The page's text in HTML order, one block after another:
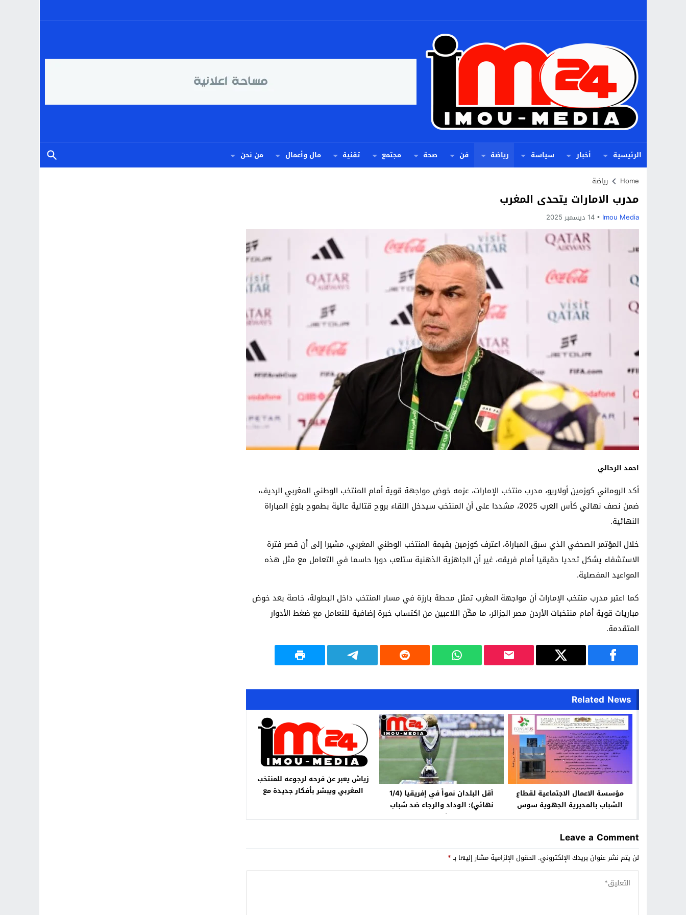
الرئيسية أخبار سياسة رياضة فن صحة مجتمع تقنية مال وأعمال من نحن
Home رياضة
مدرب الامارات يتحدى المغرب
Imou Media 14 ديسمبر 2025
احمد الرحالي
أكد الروماني كوزمين أولاريو، مدرب منتخب الإمارات، عزمه خوض مواجهة قوية أمام المنتخب الوطني المغربي الرديف،
ضمن نصف نهائي كأس العرب 2025، مشددا على أن المنتخب سيدخل اللقاء بروح قتالية عالية بطموح بلوغ المباراة
النهائية.
خلال المؤتمر الصحفي الذي سبق المباراة، اعترف كوزمين بقيمة المنتخب الوطني المغربي، مشيرا إلى أن قصر فترة
الاستشفاء يشكل تحديا حقيقيا أمام فريقه، غير أن الجاهزية الذهنية ستلعب دورا حاسما في التعامل مع مثل هذه
المواعيد المفصلية.
كما اعتبر مدرب منتخب الإمارات أن مواجهة المغرب تمثل محطة بارزة في مسار المنتخب داخل البطولة، خاصة بعد خوض
مباريات قوية أمام منتخبات الأردن مصر الجزائر، ما مكّن اللاعبين من اكتساب خبرة إضافية للتعامل مع ضغط الأدوار
المتقدمة.
Related News
مؤسسة الاعمال الاجتماعية لقطاع
الشباب بالمديرية الجهوية سوس
أقل البلدان نمواً في إفريقيا (1/4
نهائي): الوداد والرجاء ضد شباب
بلوزداد والأهلي المصري.
زياش يعبر عن فرحه لرجوعه للمنتخب
المغربي ويبشر بأفكار جديدة مع
Leave a Comment
لن يتم نشر عنوان بريدك الإلكتروني. الحقول الإلزامية مشار إليها بـ*